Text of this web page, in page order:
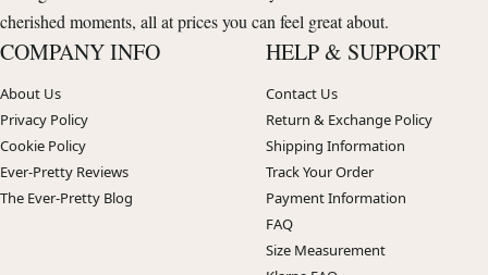
cherished moments, all at prices you can feel great about.
COMPANY INFO
About Us
Privacy Policy
Cookie Policy
Ever-Pretty Reviews
The Ever-Pretty Blog
HELP & SUPPORT
Contact Us
Return & Exchange Policy
Shipping Information
Track Your Order
Payment Information
FAQ
Size Measurement